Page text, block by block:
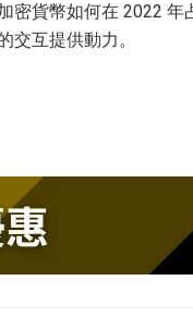
密貨幣如何在 2022
交互提供動力。